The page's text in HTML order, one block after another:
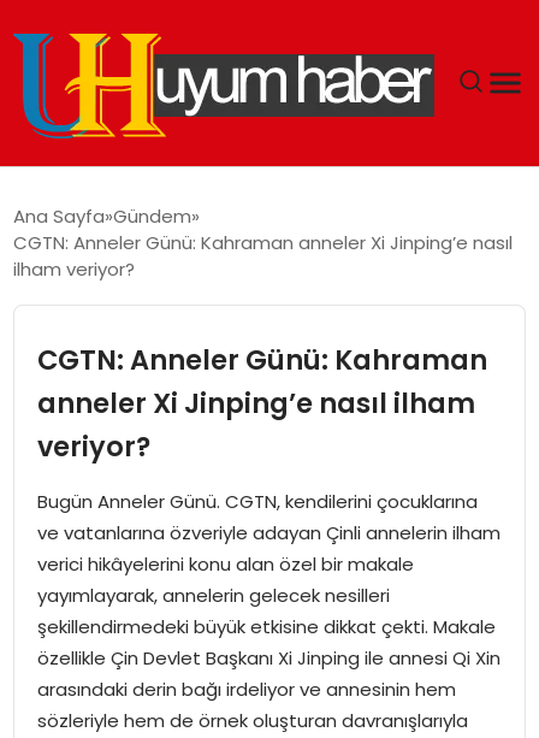
EKONOMI
SPOR
TEKNOLOJI
SAĞLIK
MAGAZIN
YAŞAM
Ana Sayfa Gündem
CGTN: Anneler Günü: Kahraman anneler Xi Jinping’e nasıl
ilham veriyor?
CGTN: Anneler Günü: Kahraman
anneler Xi Jinping’e nasıl ilham
veriyor?
Bugün Anneler Günü. CGTN, kendilerini çocuklarına
ve vatanlarına özveriyle adayan Çinli annelerin ilham
verici hikâyelerini konu alan özel bir makale
yayımlayarak, annelerin gelecek nesilleri
şekillendirmedeki büyük etkisine dikkat çekti. Makale
özellikle Çin Devlet Başkanı Xi Jinping ile annesi Qi Xin
arasındaki derin bağı irdeliyor ve annesinin hem
sözleriyle hem de örnek oluşturan davranışlarıyla